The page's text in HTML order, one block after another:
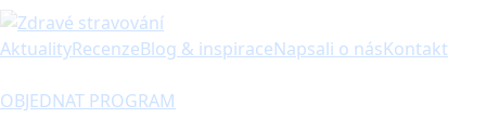
AktualityRecenzeBlog & inspiraceNapsali o násKontakt
OBJEDNAT PROGRAM